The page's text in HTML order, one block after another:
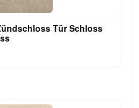
Tür Schloss